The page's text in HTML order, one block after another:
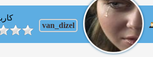
van_dizel